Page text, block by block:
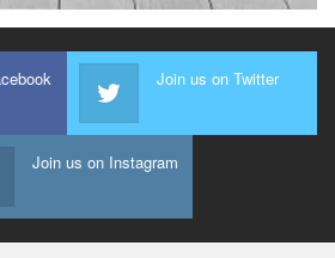
Join us on Twitter
Join us on Instagram